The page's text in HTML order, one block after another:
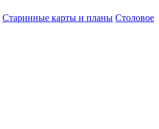
Старинные карты и планы Столовое